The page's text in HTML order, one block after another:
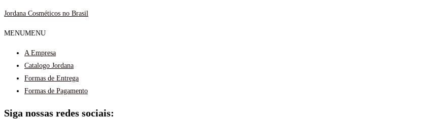
Ir
conteúdo
Jordana Cosméticos no Brasil
MENUMENU
A Empresa
Catalogo Jordana
Formas de Entrega
Formas de Pagamento
Siga nossas redes sociais: